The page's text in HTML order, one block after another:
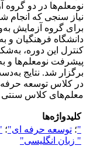
نومعلم‌ها در دو
برای گروه آزمایش
دانشگاه فرهنگیان
کنترل این دوره،
پیشرفت نو‌معلم‌ها و
برگزار شد. نتایج
در کلاس توسعه
معلم‌های کلاس سنتی
کلیدواژه‌ها
"؛ توسعه حرفه ای"؛
" زبان انگلیسی"